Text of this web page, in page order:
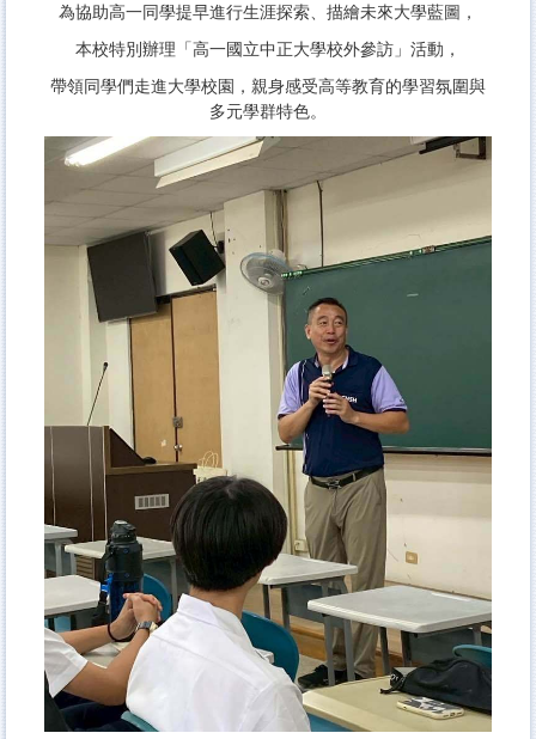
為協助高一同學提早進行生涯探索、描繪未來大學藍圖，
本校特別辦理「高一國立中正大學校外參訪」活動，
帶領同學們走進大學校園，親身感受高等教育的學習氛圍與
多元學群特色。